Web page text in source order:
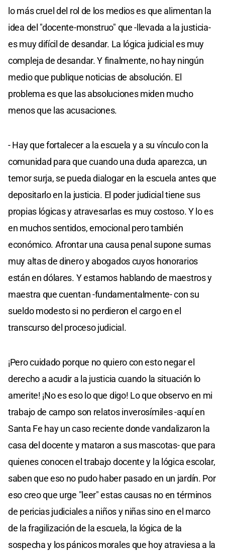
lo más cruel del rol de los medios es que alimentan la
idea del "docente-monstruo" que -llevada a la justicia-
es muy difícil de desandar. La lógica judicial es muy
compleja de desandar. Y finalmente, no hay ningún
medio que publique noticias de absolución. El
problema es que las absoluciones miden mucho
menos que las acusaciones.
- Hay que fortalecer a la escuela y a su vínculo con la
comunidad para que cuando una duda aparezca, un
temor surja, se pueda dialogar en la escuela antes que
depositarlo en la justicia. El poder judicial tiene sus
propias lógicas y atravesarlas es muy costoso. Y lo es
en muchos sentidos, emocional pero también
económico. Afrontar una causa penal supone sumas
muy altas de dinero y abogados cuyos honorarios
están en dólares. Y estamos hablando de maestros y
maestra que cuentan -fundamentalmente- con su
sueldo modesto si no perdieron el cargo en el
transcurso del proceso judicial.
¡Pero cuidado porque no quiero con esto negar el
derecho a acudir a la justicia cuando la situación lo
amerite! ¡No es eso lo que digo! Lo que observo en mi
trabajo de campo son relatos inverosímiles -aquí en
Santa Fe hay un caso reciente donde vandalizaron la
casa del docente y mataron a sus mascotas- que para
quienes conocen el trabajo docente y la lógica escolar,
saben que eso no pudo haber pasado en un jardín. Por
eso creo que urge "leer" estas causas no en términos
de pericias judiciales a niños y niñas sino en el marco
de la fragilización de la escuela, la lógica de la
sospecha y los pánicos morales que hoy atraviesa a la